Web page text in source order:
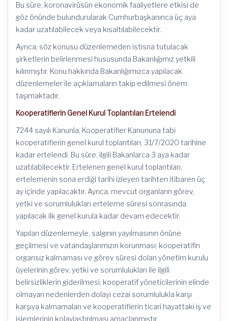
Bu süre, koronavirüsün ekonomik faaliyetlere etkisi de
göz önünde bulundurularak Cumhurbaşkanınca üç aya
kadar uzatılabilecek veya kısaltılabilecektir.
Ayrıca, söz konusu düzenlemeden istisna tutulacak
şirketlerin belirlenmesi hususunda Bakanlığımız yetkili
kılınmıştır. Konu hakkında Bakanlığımızca yapılacak
düzenlemeler ile açıklamaların takip edilmesi önem
taşımaktadır.
Kooperatiflerin Genel Kurul Toplantıları Ertelendi
7244 sayılı Kanunla, Kooperatifler Kanununa tabi
kooperatiflerin genel kurul toplantıları, 31/7/2020 tarihine
kadar ertelendi. Bu süre, ilgili Bakanlarca 3 aya kadar
uzatılabilecektir. Ertelenen genel kurul toplantıları,
ertelemenin sona erdiği tarihi izleyen tarihten itibaren üç
ay içinde yapılacaktır. Ayrıca, mevcut organların görev,
yetki ve sorumlulukları erteleme süresi sonrasında
yapılacak ilk genel kurula kadar devam edecektir.
Yapılan düzenlemeyle, salgının yayılmasının önüne
geçilmesi ve vatandaşlarımızın korunması; kooperatifin
organsız kalmaması ve görev süresi dolan yönetim kurulu
üyelerinin görev, yetki ve sorumlulukları ile ilgili
belirsizliklerin giderilmesi; kooperatif yöneticilerinin elinde
olmayan nedenlerden dolayı cezai sorumlulukla karşı
karşıya kalmamaları ve kooperatiflerin ticari hayattaki iş ve
işlemlerinin kolaylaştırılması amaçlanmıştır.